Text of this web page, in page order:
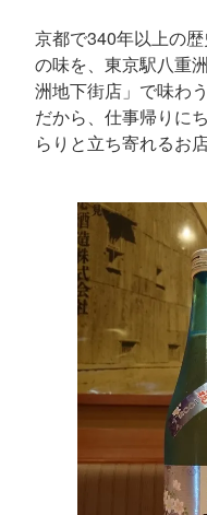
京都で340年以上の
の味を、東京駅八重
洲地下街店」で味わ
だから、仕事帰りに
らりと立ち寄れるお店